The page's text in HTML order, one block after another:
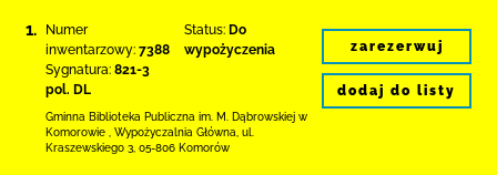
1.
Numer
inwentarzowy: 7388
Sygnatura: 821-3
pol. DL
Status: Do
wypożyczenia
Gminna Biblioteka Publiczna im. M. Dąbrowskiej w
Komorowie
Wypożyczalnia Główna, ul.
Kraszewskiego 3 05-806 Komorów
zarezerwuj
dodaj do listy